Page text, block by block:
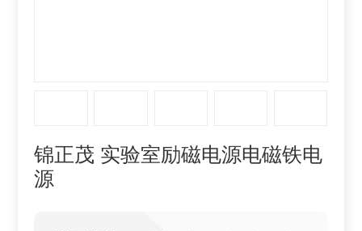
锦正茂 实验室励磁电源电磁铁电
源